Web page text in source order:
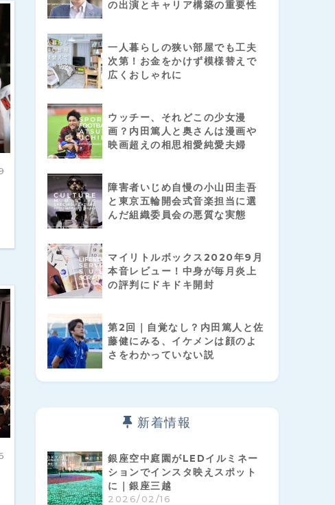
の出演とキャリア構築の重要性
一人暮らしの狭い部屋でも工夫
次第！お金をかけず模様替えで
広くおしゃれに
ウッチー、それどこの少女漫
画？内田篤人と奥さんは漫画や
映画超えの相思相愛純愛夫婦
障害者いじめ自慢の小山田圭吾
と東京五輪開会式音楽担当に選
んだ組織委員会の悪質な実態
マイリトルボックス2020年9月
本音レビュー！中身が毎月炎上
の評判にドキドキ開封
第2回｜自覚なし？内田篤人と佐
藤健にみる、イケメンは顔のよ
さをわかっていない説
新着情報
銀座空中庭園がLEDイルミネー
ションでインスタ映えスポット
に｜銀座三越
2026/02/16